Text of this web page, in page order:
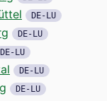
DE-LU
DE-LU
DE-LU
DE-LU
DE-LU